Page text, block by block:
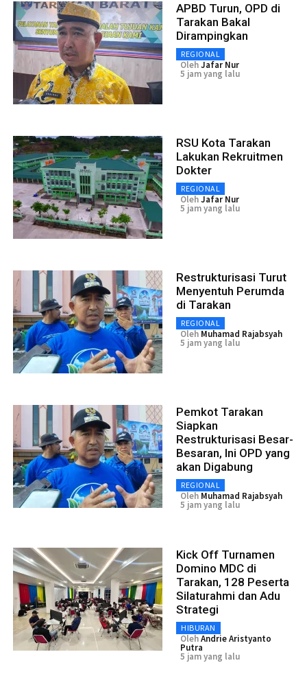
APBD Turun, OPD di
Tarakan Bakal
Dirampingkan
REGIONAL
OlehJafar Nur
5 jam yang lalu
RSU Kota Tarakan
Lakukan Rekruitmen
Dokter
REGIONAL
OlehJafar Nur
5 jam yang lalu
Restrukturisasi Turut
Menyentuh Perumda
di Tarakan
REGIONAL
Oleh Muhamad Rajabsyah
5 jam yang lalu
Pemkot Tarakan
Siapkan
Restrukturisasi Besar-
Besaran, Ini OPD yang
akan Digabung
REGIONAL
Oleh Muhamad Rajabsyah
5 jam yang lalu
Kick Off Turnamen
Domino MDC di
Tarakan, 128 Peserta
Silaturahmi dan Adu
Strategi
HIBURAN
OlehAndrie Aristyanto
Putra
5 jam yang lalu